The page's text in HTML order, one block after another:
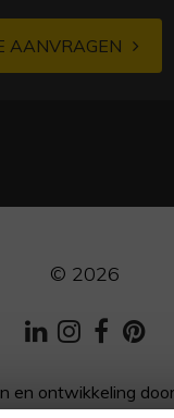
AANVRAGEN
© 2026
LinkedIn
en ontwikkeling